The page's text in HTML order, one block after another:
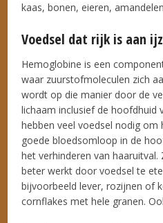
kaas, bonen, eieren,
Voedsel dat rijk is aan
Hemoglobine is een
waar zuurstofmoleculen zich
wordt op die manier door de
lichaam inclusief de hoofdhuid
hebben veel voedsel nodig om
goede bloedsomloop in de
het verhinderen van
beter werkt door voedsel te
bijvoorbeeld lever, rozijnen of
cornflakes met hele granen.